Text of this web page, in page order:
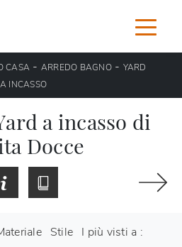
CASA - ARREDO BAGNO - YARD
A INCASSO
a incasso di
Docce
Stile I più visti a :